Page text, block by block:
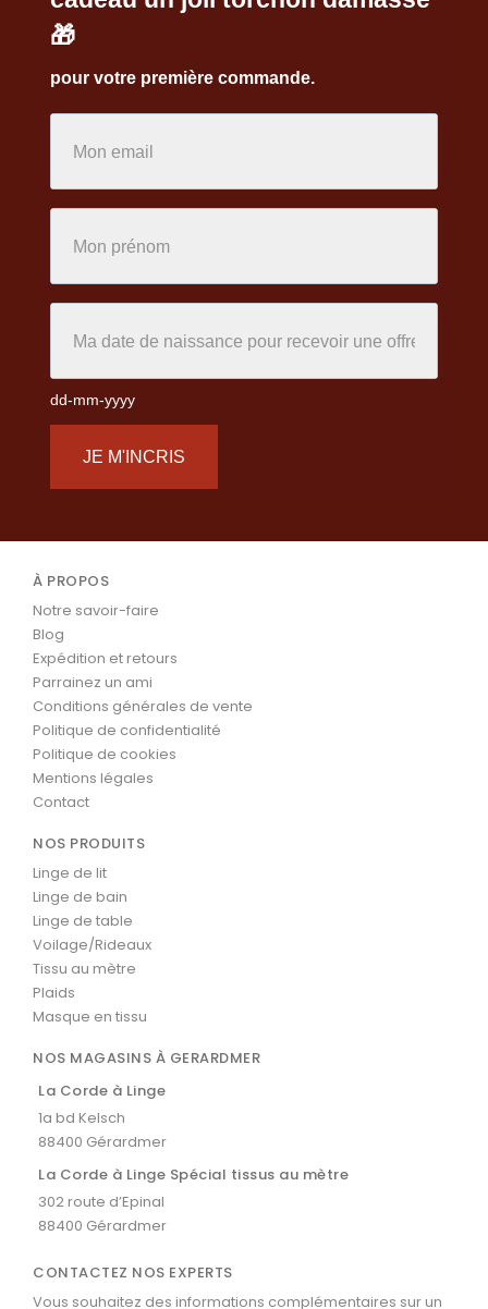
🎁
pour votre première commande.
dd-mm-yyyy
JE M'INCRIS
À PROPOS
Notre savoir-faire
Blog
Expédition et retours
Parrainez un ami
Conditions générales de vente
Politique de confidentialité
Politique de cookies
Mentions légales
Contact
NOS PRODUITS
Linge de lit
Linge de bain
Linge de table
Voilage/Rideaux
Tissu au mètre
Plaids
Masque en tissu
NOS MAGASINS À GERARDMER
La Corde à Linge
1a bd Kelsch
88400 Gérardmer
La Corde à Linge Spécial tissus au mètre
302 route d’Epinal
88400 Gérardmer
CONTACTEZ NOS EXPERTS
Vous souhaitez des informations complémentaires sur un